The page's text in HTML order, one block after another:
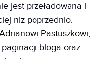
jest przeładowana i
niż poprzednio.
Adrianowi Pastuszkowi,
paginacji bloga oraz